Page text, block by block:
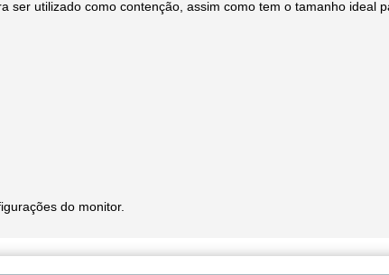
ser utilizado como contenção, assim como tem o tamanho ideal
do monitor.